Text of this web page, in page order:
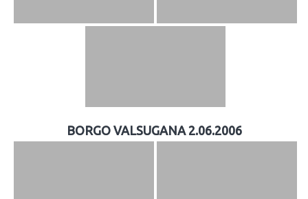
BORGO VALSUGANA 2.06.2006